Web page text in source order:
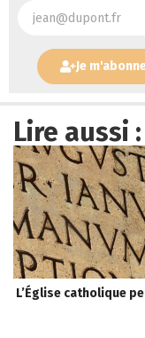
Je
Lire aussi :
L’Église catholique